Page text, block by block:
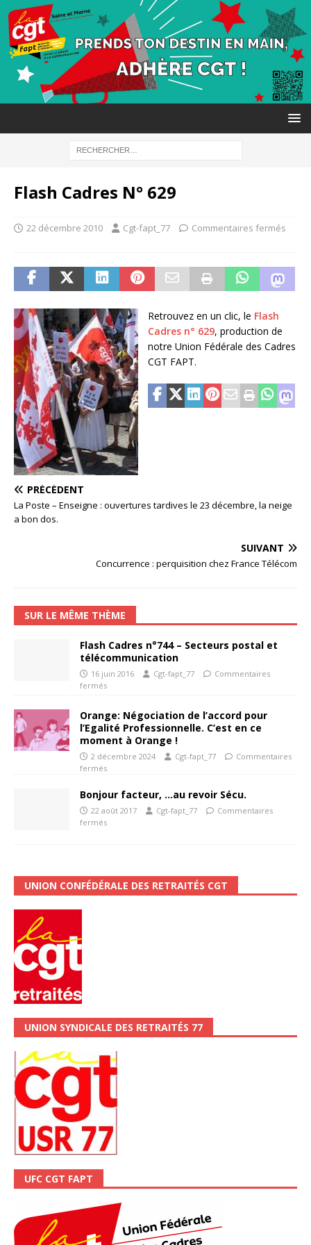
Flash Cadres N° 629
22 décembre 2010 Cgt-fapt_77 Commentaires fermés
Retrouvez en un clic, le Flash
Cadres n° 629, production de
notre Union Fédérale des Cadres
CGT FAPT.
PRÉCÉDENT
La Poste – Enseigne : ouvertures tardives le 23 décembre, la neige
a bon dos.
SUIVANT
Concurrence : perquisition chez France Télécom
SUR LE MÊME THÈME
Flash Cadres n°744 – Secteurs postal et
télécommunication
16 juin 2016 Cgt-fapt_77
Commentaires
fermés
Orange: Négociation de l’accord pour
l’Egalité Professionnelle. C’est en ce
moment à Orange !
2 décembre 2024 Cgt-fapt_77
Commentaires
fermés
Bonjour facteur, …au revoir Sécu.
22 août 2017 Cgt-fapt_77
Commentaires
fermés
UNION CONFÉDÉRALE DES RETRAITÉS CGT
UNION SYNDICALE DES RETRAITÉS 77
UFC CGT FAPT